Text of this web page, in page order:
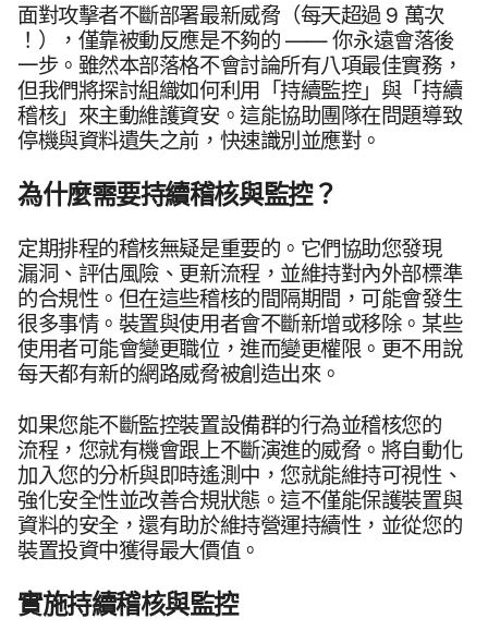
面對​攻擊​者​不斷部署​最​新​威脅（​每​天​超過 9 萬​次​
！），​僅靠​被​動​反應​是​不夠​的 ——你​永遠​會​落後​
一步。​雖然​本部​落格​不會​討論​所有​八​項​最佳​實務，​
但​我們​將​探討組織​如何​利用​「持續​監控」​與​「持續​
稽核」​來​主動​維護​資安。​這​能​協助​團隊​在​問題​導致​
停機​與​資料​遺失​之​前，​快速識別​並​應​對。
為​什麼​需要​持續​稽核​與​監控？
定期​排程​的​稽核​無疑​是​重要​的。​它們​協助​您​發現​
漏洞、​評估​風險、​更​新​流程，​並​維持​對​內外部​標準​
的​合規性。​但​在​這些​稽核​的​間隔​期間，​可能​會​發生​
很​多​事情。​裝置​與​使用​者會​不斷​新增或​移除。​某些​
使用​者​可能​會​變​更​職位，​進而​變更​權​限。​更​不用​說​
每​天​都​有​新​的​網路​威脅​被​創造​出來。
如果​您​能​不斷​監控​裝置​設備群​的​行為​並​稽​核您​的​
流程，​您​就​有​機會​跟上​不斷​演進​的​威脅。​將​自動化​
加入您​的​分析​與​即時​遙測​中，​您就​能​維持​可​視性、​
強化​安全性​並​改善​合​規狀態。​這​不​僅​能​保護​裝置​與​
資料​的​安全，​還​有​助於​維持​營運​持續性，​並​從您​的​
裝置​投資​中​獲得​最​大​價值。
實施​持續​稽核​與​監控